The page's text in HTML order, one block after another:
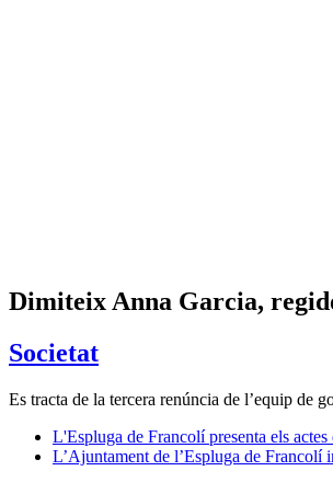
Dimiteix Anna Garcia,
Societat
Es tracta de la tercera renúncia de l’equip de
L'Espluga de Francolí presenta els
L’Ajuntament de l’Espluga de Francolí